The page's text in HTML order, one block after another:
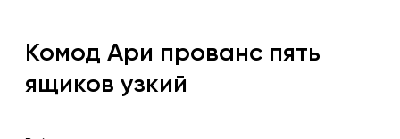
Комод Ари прованс пять
ящиков узкий